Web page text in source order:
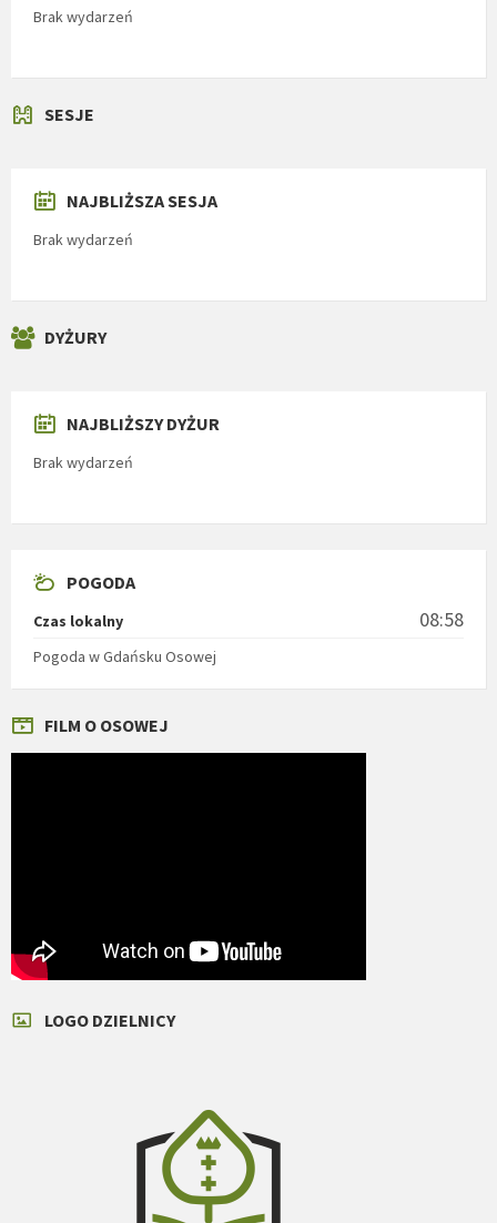
Brak wydarzeń
SESJE
NAJBLIŻSZA SESJA
Brak wydarzeń
DYŻURY
NAJBLIŻSZY DYŻUR
Brak wydarzeń
POGODA
Czas lokalny 08:58
Pogoda w Gdańsku Osowej
FILM O OSOWEJ
LOGO DZIELNICY